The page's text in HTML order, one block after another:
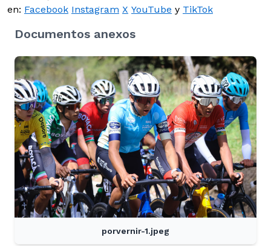
en: Facebook Instagram X YouTube y TikTok
Documentos anexos
porvernir-1.jpeg